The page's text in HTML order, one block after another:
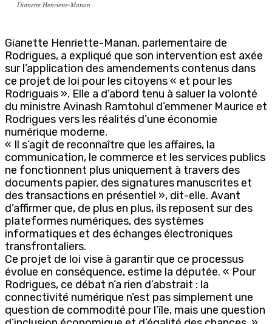
Dianette Henriette-Manan
Gianette Henriette-Manan, parlementaire de
Rodrigues, a expliqué que son intervention est axée
sur l’application des amendements contenus dans
ce projet de loi pour les citoyens « et pour les
Rodriguais ». Elle a d’abord tenu à saluer la volonté
du ministre Avinash Ramtohul d’emmener Maurice et
Rodrigues vers les réalités d’une économie
numérique moderne.
« Il s’agit de reconnaître que les affaires, la
communication, le commerce et les services publics
ne fonctionnent plus uniquement à travers des
documents papier, des signatures manuscrites et
des transactions en présentiel », dit-elle. Avant
d’affirmer que, de plus en plus, ils reposent sur des
plateformes numériques, des systèmes
informatiques et des échanges électroniques
transfrontaliers.
Ce projet de loi vise à garantir que ce processus
évolue en conséquence, estime la députée. « Pour
Rodrigues, ce débat n’a rien d’abstrait : la
connectivité numérique n’est pas simplement une
question de commodité pour l’île, mais une question